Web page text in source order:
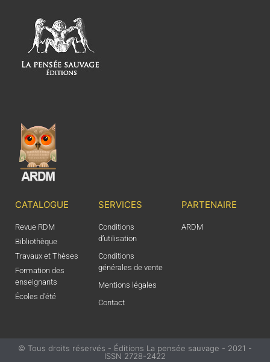
CATALOGUE
Revue RDM
Bibliothèque
Travaux et Thèses
Formation des
enseignants
Écoles d'été
SERVICES
Conditions
d’utilisation
Conditions
générales de vente
Mentions légales
Contact
PARTENAIRE
ARDM
© Tous droits réservés - Éditions La pensée sauvage - 2021 -
ISSN 2728-2422